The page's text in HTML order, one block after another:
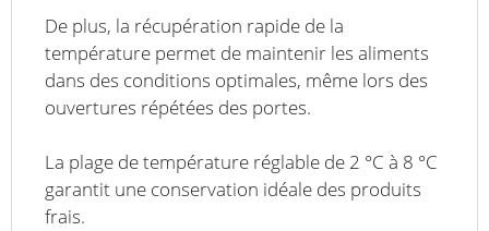
De plus, la récupération rapide de la
température permet de maintenir les aliments
dans des conditions optimales, même lors des
ouvertures répétées des portes.
La plage de température réglable de 2 °C à 8 °C
garantit une conservation idéale des produits
frais.